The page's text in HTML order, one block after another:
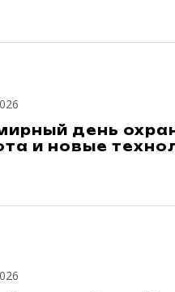
день
и новые